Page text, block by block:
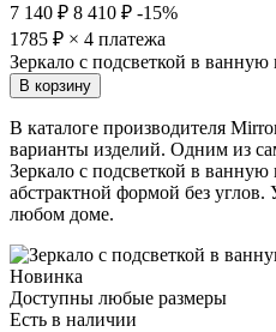
7 140 ₽ 8 410 ₽ -15%
1785 ₽ × 4 платежа
Зеркало с подсветкой в
В корзину
В каталоге производителя
варианты изделий. Одним из
Зеркало с подсветкой в
абстрактной формой без углов.
любом доме.
Новинка
Доступны любые размеры
Есть в наличии